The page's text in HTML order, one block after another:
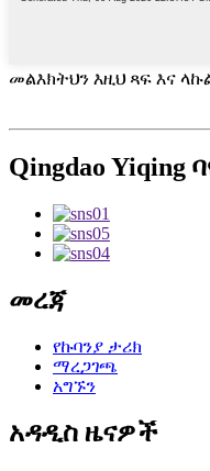
መልእክትህን እዚህ ጻፍ እና
Qingdao Yiqing
መረጃ
የኩባንያ ታሪክ
ማረጋገጫ
አግኙን
አዳዲስ ዜናዎች